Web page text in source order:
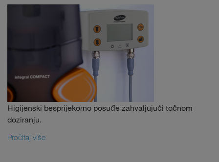
Higijenski besprijekorno posuđe zahvaljujući točnom
doziranju.
Pročitaj više